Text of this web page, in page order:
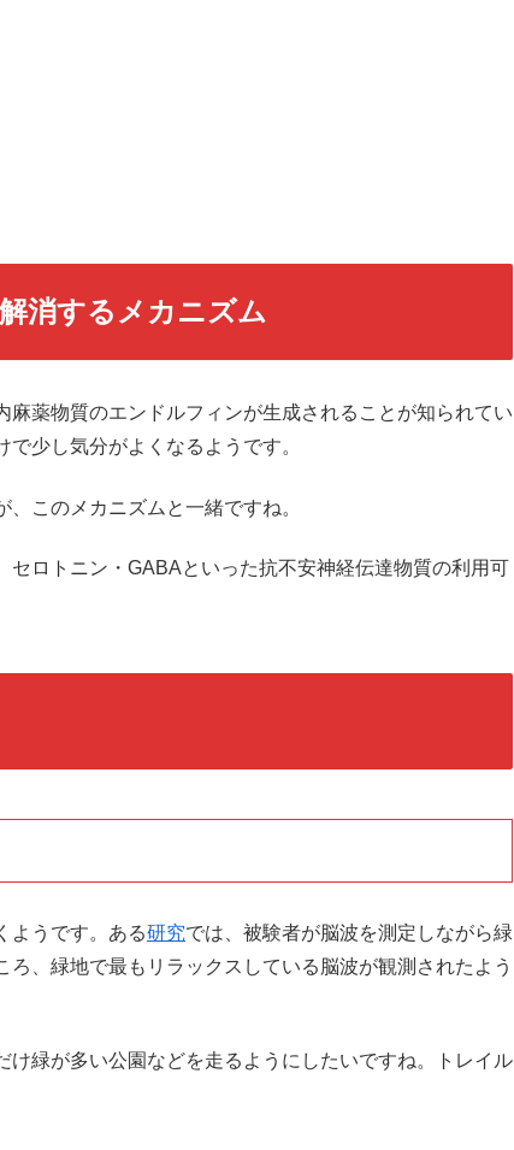
消するメカニズム
薬物質のエンドルフィンが生成されることが知られてい
少し気分がよくなるようです。
このメカニズムと一緒ですね。
ロトニン・GABAといった抗不安神経伝達物質の利用可
ようです。ある研究では、被験者が脳波を測定しながら緑
、緑地で最もリラックスしている脳波が観測されたよう
緑が多い公園などを走るようにしたいですね。トレイル